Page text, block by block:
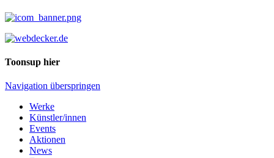
Toonsup hier
Navigation überspringen
Werke
Künstler/innen
Events
Aktionen
News